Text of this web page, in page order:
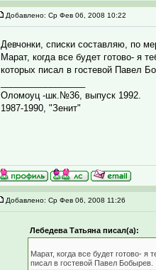
Добавлено: Ср Фев 06, 2008 10:22
Девчонки, списки составляю, по
Марат, когда все будет готово- я
которых писал в гостевой Павел
Оломоуц -шк.№36, выпуск 1992.
1987-1990, "Зенит"
Добавлено: Ср Фев 06, 2008 11:26
Лебедева Татьяна писал(а):
Марат, когда все будет готово-
писал в гостевой Павел Бобырев.